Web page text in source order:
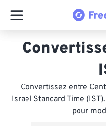
Convertissez entre
Israel Standard Time
pour